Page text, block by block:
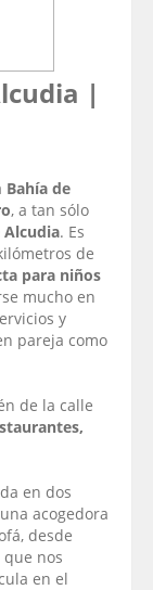
|
Bahía de
, a tan sólo
Alcudia. Es
de
para niños
mucho en
y
pareja como
de la calle
en dos
acogedora
desde
nos
en el